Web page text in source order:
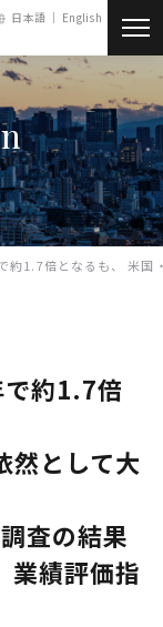
日本語 ｜ English
約1.7倍となるも、 米
で約1.7倍
然として大
査の結果
業績評価指